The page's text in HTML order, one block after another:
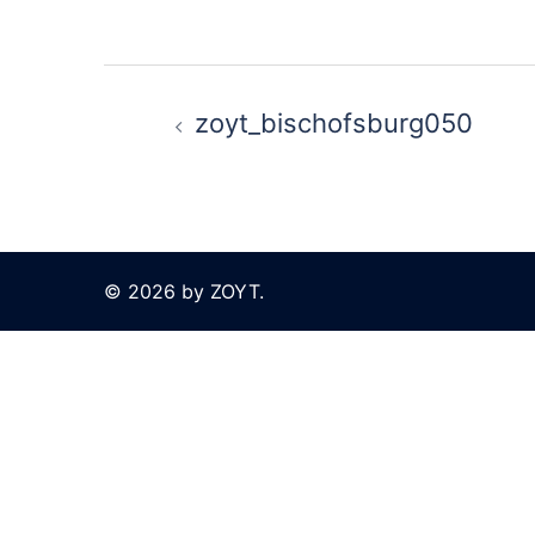
zoyt_bischofsburg050
© 2026 by ZOYT.